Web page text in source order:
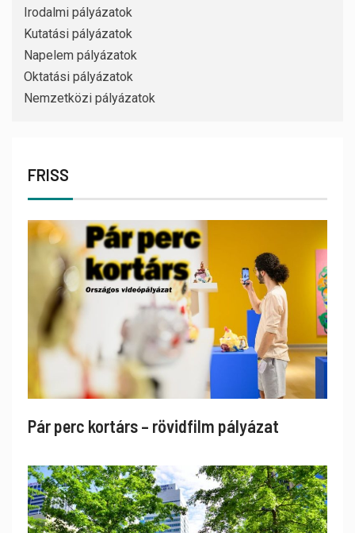
Irodalmi pályázatok
Kutatási pályázatok
Napelem pályázatok
Oktatási pályázatok
Nemzetközi pályázatok
FRISS
Pár perc kortárs – rövidfilm pályázat